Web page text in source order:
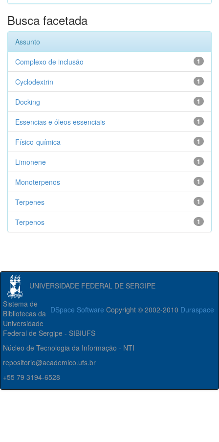
Busca facetada
Assunto
1
Complexo de inclusão
1
Cyclodextrin
1
Docking
1
Essencias e óleos essenciais
1
Físico-química
1
Limonene
1
Monoterpenos
1
Terpenes
1
Terpenos
UNIVERSIDADE FEDERAL DE SERGIPE
DSpace Software Copyright © 2002-2010 Duraspace
Sistema de
Bibliotecas da
Universidade
Federal de Sergipe - SIBIUFS
Núcleo de Tecnologia da Informação - NTI
repositorio@academico.ufs.br
+55 79 3194-6528